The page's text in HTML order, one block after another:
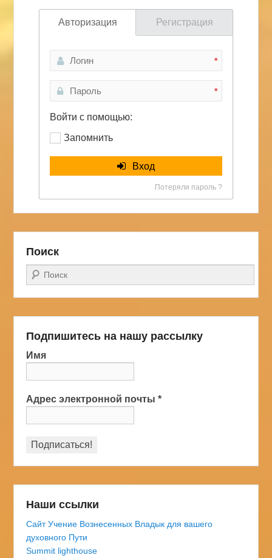
Авторизация Регистрация
*
*
Войти с помощью:
Запомнить
Вход
Потеряли пароль ?
Поиск
Поиск
Подпишитесь на нашу рассылку
Имя
Адрес электронной почты*
Наши ссылки
Сайт Учение Вознесенных Владык для вашего
духовного Пути
Summit lighthouse